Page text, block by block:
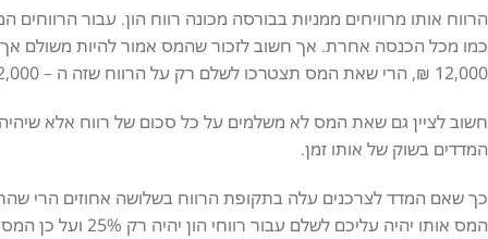
הרווח אותו מרוויחים ממניות בבורסה מכונה רווח הון. עבור
12,000 ₪, הרי שאת המס תצטרכו לשלם רק על הרווח שזה ה – 2,000 ש"ח שהרווחתם מההשקעה.
חשוב לציין גם שאת המס לא משלמים על כל סכום של רווח אלא
המדדים בשוק של אותו זמן.
המס אותו יהיה עליכם לשלם עבור רווחי הון יהיה רק 25% ועל כן המס יעמוד רק על 485 ₪.